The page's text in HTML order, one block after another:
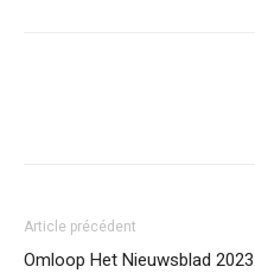
Article précédent
Omloop Het Nieuwsblad 2023